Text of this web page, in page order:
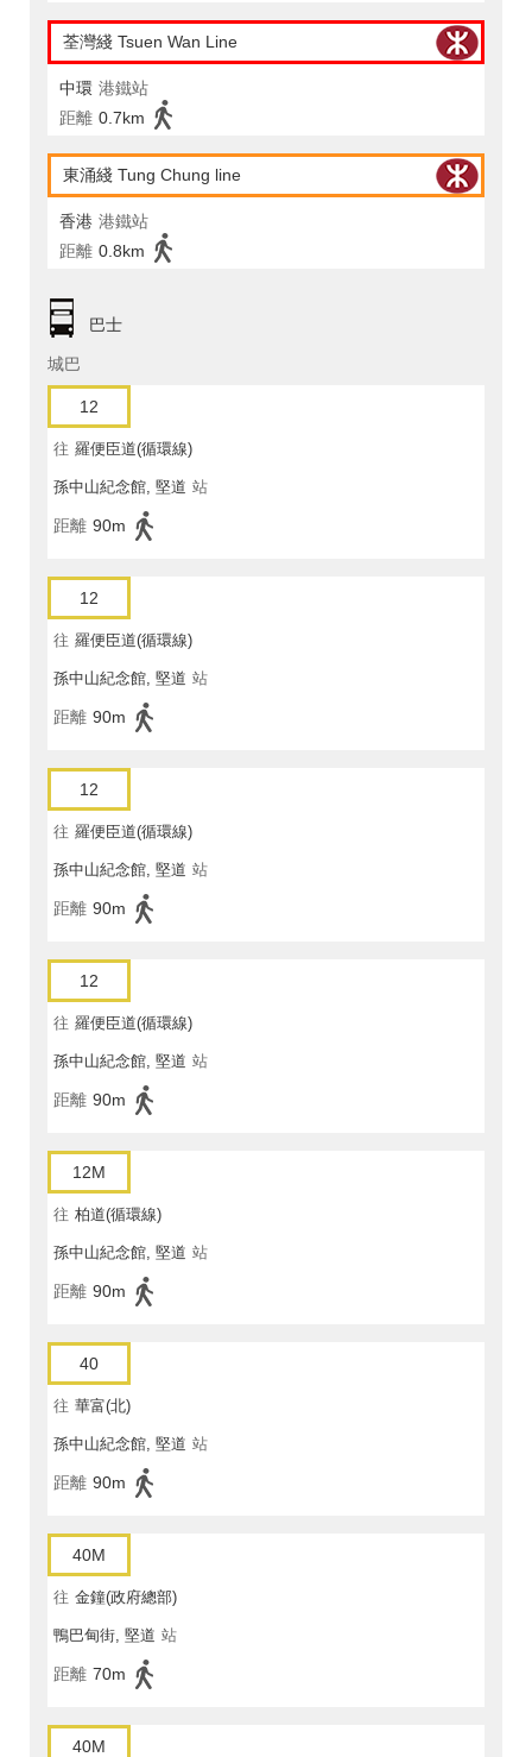
荃灣綫 Tsuen Wan Line
中環 港鐵站
距離 0.7km
東涌綫 Tung Chung line
香港 港鐵站
距離 0.8km
巴士
城巴
12
往 羅便臣道(循環線)
孫中山紀念館, 堅道 站
距離 90m
12
往 羅便臣道(循環線)
孫中山紀念館, 堅道 站
距離 90m
12
往 羅便臣道(循環線)
孫中山紀念館, 堅道 站
距離 90m
12
往 羅便臣道(循環線)
孫中山紀念館, 堅道 站
距離 90m
12M
往 柏道(循環線)
孫中山紀念館, 堅道 站
距離 90m
40
往 華富(北)
孫中山紀念館, 堅道 站
距離 90m
40M
往 金鐘(政府總部)
鴨巴甸街, 堅道 站
距離 70m
40M